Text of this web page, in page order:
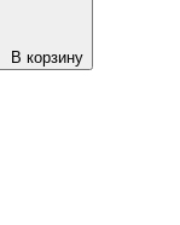
В корзину